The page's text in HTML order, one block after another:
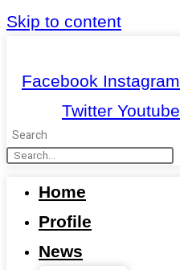
Skip to content
Facebook Instagram
Twitter Youtube
Search
Home
Profile
News